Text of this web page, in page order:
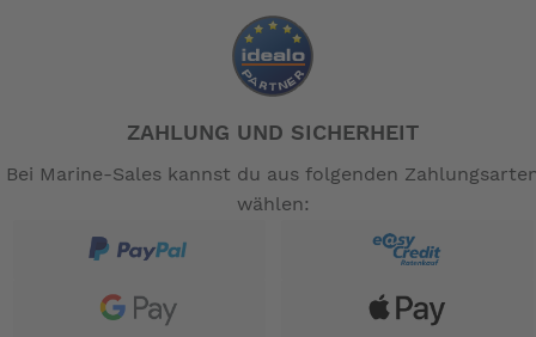
ZAHLUNG UND SICHERHEIT
Bei Marine-Sales kannst du aus folgenden
wählen: